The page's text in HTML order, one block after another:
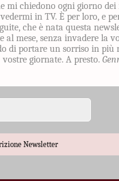
mi chiedono ogni giorno dei
in TV. È per loro, e
che è nata questa
al mese, senza invadere la
di portare un sorriso in più
vostre giornate. A presto.
Newsletter